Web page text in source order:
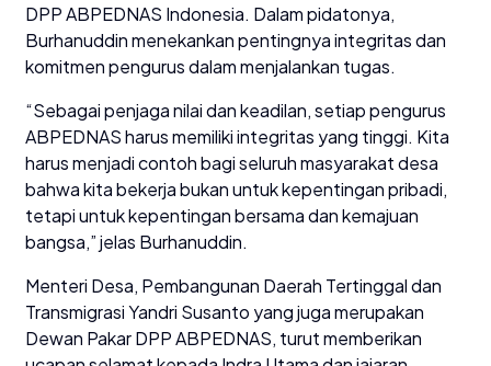
DPP ABPEDNAS Indonesia. Dalam pidatonya,
Burhanuddin menekankan pentingnya integritas dan
komitmen pengurus dalam menjalankan tugas.
“Sebagai penjaga nilai dan keadilan, setiap pengurus
ABPEDNAS harus memiliki integritas yang tinggi. Kita
harus menjadi contoh bagi seluruh masyarakat desa
bahwa kita bekerja bukan untuk kepentingan pribadi,
tetapi untuk kepentingan bersama dan kemajuan
bangsa,” jelas Burhanuddin.
Menteri Desa, Pembangunan Daerah Tertinggal dan
Transmigrasi Yandri Susanto yang juga merupakan
Dewan Pakar DPP ABPEDNAS, turut memberikan